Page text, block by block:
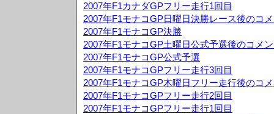
2007年F1カナダGPフリー走行1回目
2007年F1モナコGP日曜日決勝レース後のコ
2007年F1モナコGP決勝
2007年F1モナコGP土曜日公式予選後のコメ
2007年F1モナコGP公式予選
2007年F1モナコGPフリー走行3回目
2007年F1モナコGP木曜日フリー走行後のコ
2007年F1モナコGPフリー走行2回目
2007年F1モナコGPフリー走行1回目